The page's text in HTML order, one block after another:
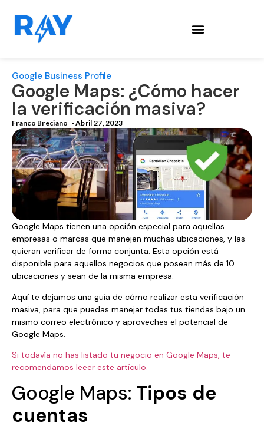
Google Business Profile
Google Maps: ¿Cómo hacer
la verificación masiva?
Franco Breciano - Abril 27, 2023
Google Maps tienen una opción especial para aquellas
empresas o marcas que manejen muchas ubicaciones, y las
quieran verificar de forma conjunta. Esta opción está
disponible para aquellos negocios que posean más de 10
ubicaciones y sean de la misma empresa.
Aquí te dejamos una guía de cómo realizar esta verificación
masiva, para que puedas manejar todas tus tiendas bajo un
mismo correo electrónico y aproveches el potencial de
Google Maps.
Si todavía no has listado tu negocio en Google Maps, te
recomendamos leeer este artículo.
Google Maps: Tipos de
cuentas